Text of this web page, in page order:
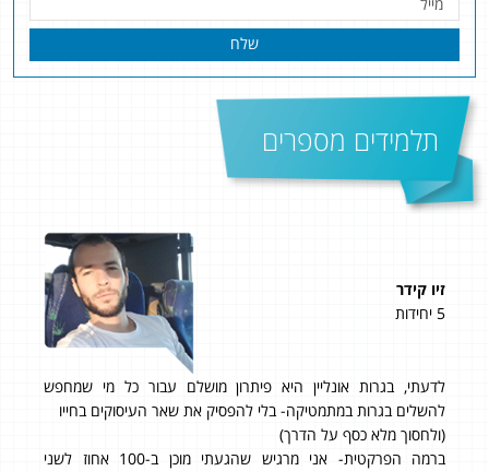
שלח
תלמידים מספרים
זיו קידר
5 יחידות
לדעתי, בגרות אונליין היא פיתרון מושלם עבור כל מי שמחפש
להשלים בגרות במתמטיקה- בלי להפסיק את שאר העיסוקים בחייו
(ולחסוך מלא כסף על הדרך)
ברמה הפרקטית- אני מרגיש שהגעתי מוכן ב-100 אחוז לשני